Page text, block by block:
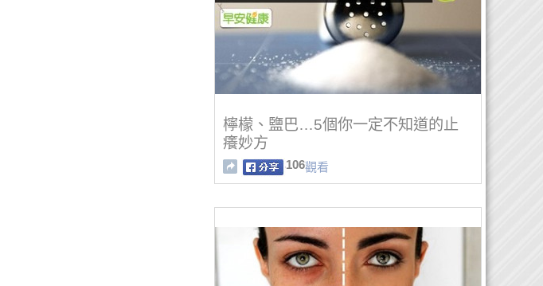
檸檬、鹽巴…5個你一定不知道的止
癢妙方
106觀看